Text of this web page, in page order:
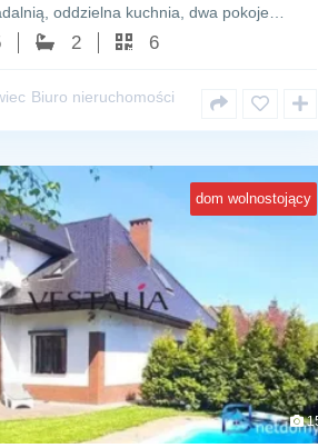
oddzielna kuchnia, dwa pokoje…
2 6
Biuro nieruchomości
dom wolnostojący